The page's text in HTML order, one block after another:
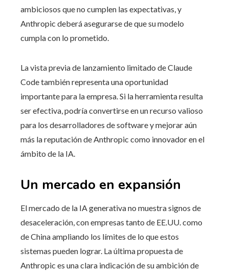
ambiciosos que no cumplen las expectativas, y
Anthropic deberá asegurarse de que su modelo
cumpla con lo prometido.
La vista previa de lanzamiento limitado de Claude
Code también representa una oportunidad
importante para la empresa. Si la herramienta resulta
ser efectiva, podría convertirse en un recurso valioso
para los desarrolladores de software y mejorar aún
más la reputación de Anthropic como innovador en el
ámbito de la IA.
Un mercado en expansión
El mercado de la IA generativa no muestra signos de
desaceleración, con empresas tanto de EE.UU. como
de China ampliando los límites de lo que estos
sistemas pueden lograr. La última propuesta de
Anthropic es una clara indicación de su ambición de